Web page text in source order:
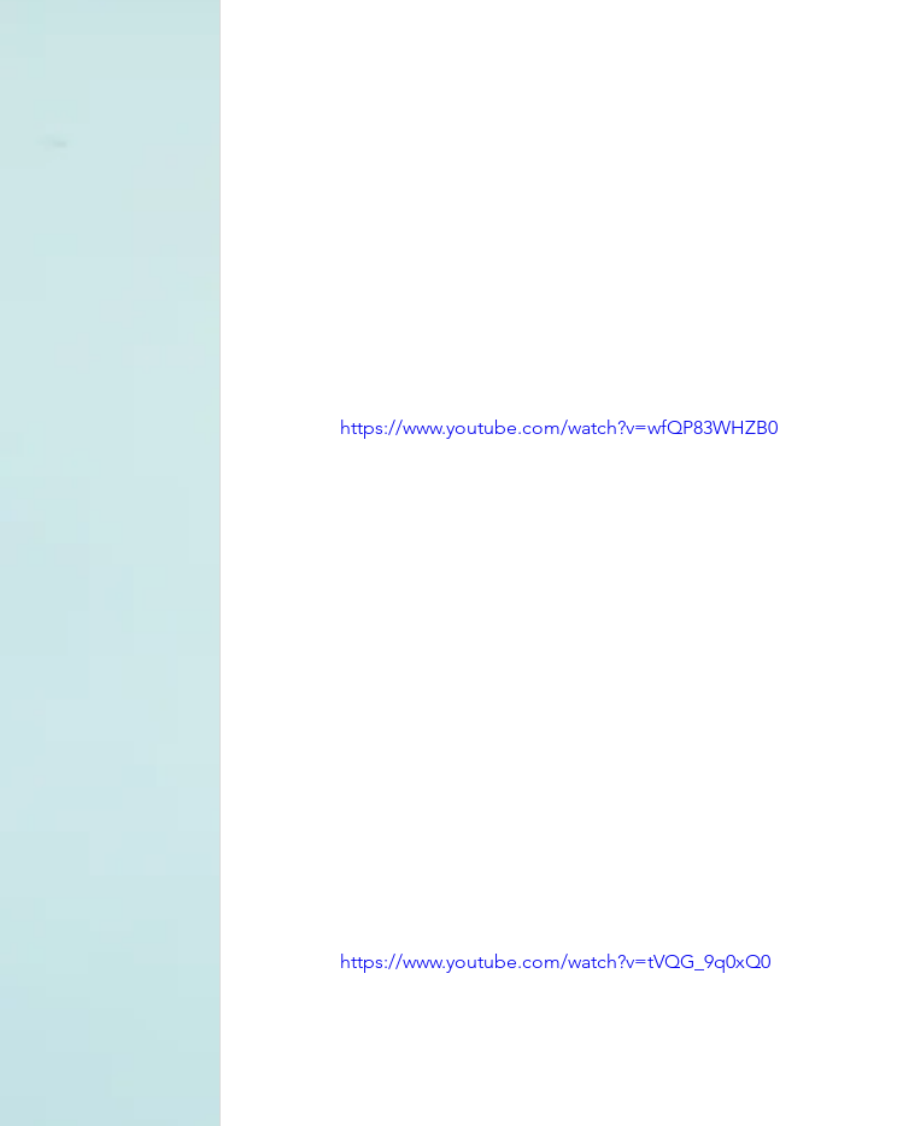
https://www.youtube.com/watch?v=wfQP83WHZB0
https://www.youtube.com/watch?v=tVQG_9q0xQ0